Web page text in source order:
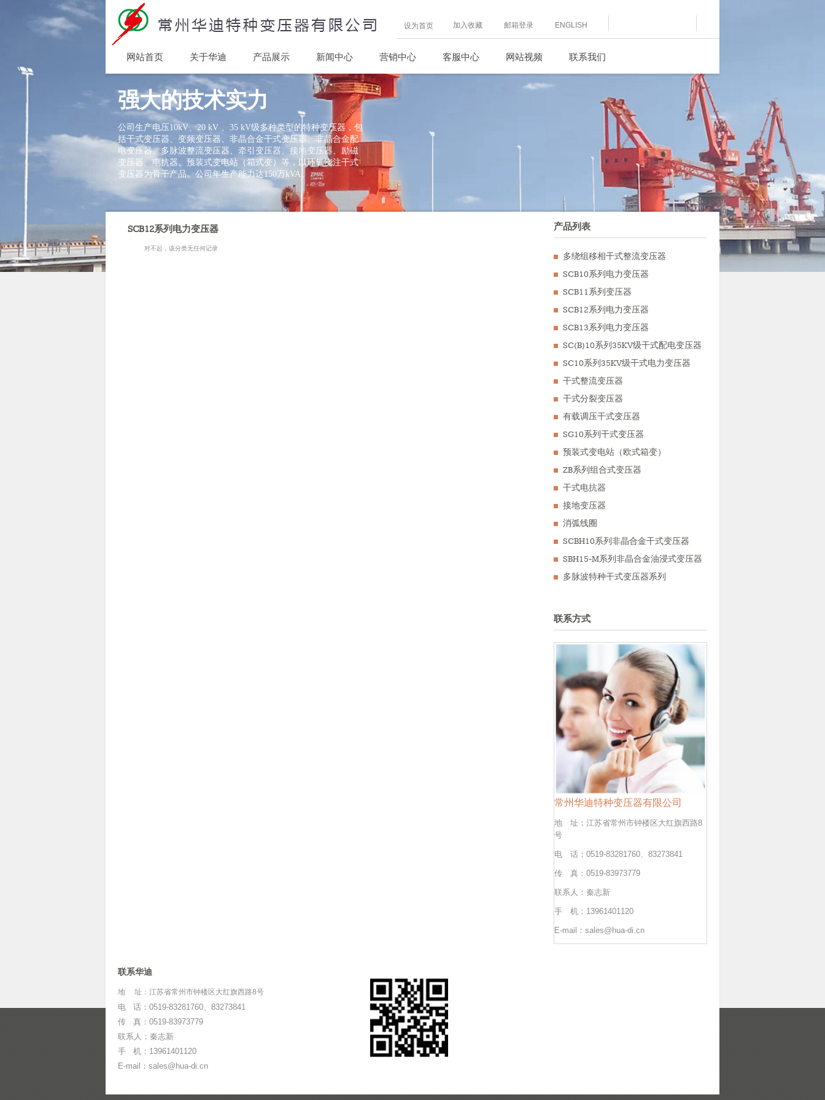
网站首页 关于华迪 产品展示 新闻中心 营销中心 客服中心 网站视频 联系我们
设为首页 加入收藏 邮箱登录 ENGLISH
强大的技术实力
公司生产电压10kV、20 kV 、35 kV级多种类型的特种变压器，包
括干式变压器、变频变压器、非晶合金干式变压器、非晶合金配
电变压器、多脉波整流变压器、牵引变压器、接地变压器、励磁
变压器、电抗器、预装式变电站（箱式变）等，以环氧浇注干式
变压器为骨干产品。公司年生产能力达150万kVA。
SCB12系列电力变压器
对不起，该分类无任何记录
产品列表
多绕组移相干式整流变压器
SCB10系列电力变压器
SCB11系列变压器
SCB12系列电力变压器
SCB13系列电力变压器
SC(B)10系列35KV级干式配电变压器
SC10系列35KV级干式电力变压器
干式整流变压器
干式分裂变压器
有载调压干式变压器
SG10系列干式变压器
预装式变电站（欧式箱变）
ZB系列组合式变压器
干式电抗器
接地变压器
消弧线圈
SCBH10系列非晶合金干式变压器
SBH15-M系列非晶合金油浸式变压器
多脉波特种干式变压器系列
联系方式
常州华迪特种变压器有限公司
地 址：江苏省常州市钟楼区大红旗西路8
号
电 话：0519-83281760、83273841
传 真：0519-83973779
联系人：秦志新
手 机：13961401120
E-mail：sales@hua-di.cn
联系华迪
地 址：江苏省常州市钟楼区大红旗西路8号
电 话：0519-83281760、83273841
传 真：0519-83973779
联系人：秦志新
手 机：13961401120
E-mail：sales@hua-di.cn